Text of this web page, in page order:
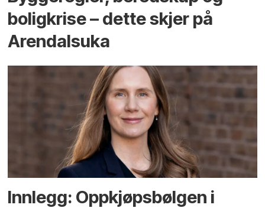
bolig­krise – dette skjer på
Arendals­uka
Innlegg: Oppkjøps­bølgen i